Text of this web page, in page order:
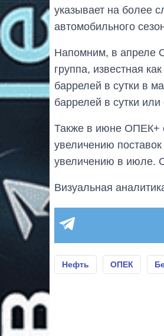
указывает на более
автомобильного
Напомним, в апреле
группа, известная
баррелей в сутки в
баррелей в сутки
Также в июне ОПЕК+
увеличению
увеличению в июле.
Визуальная
Нефть ОПЕК